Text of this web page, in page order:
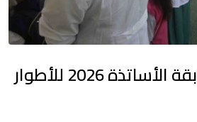
كشف نتائج مسابقة الأساتذة 2026 للأطوار